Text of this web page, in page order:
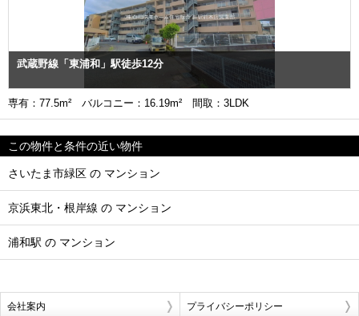
武蔵野線「東浦和」駅徒歩12分
専有：77.5m² バルコニー：16.19m² 間取：3LDK
この物件と条件の近い物件
さいたま市緑区 の マンション
京浜東北・根岸線 の マンション
浦和駅 の マンション
会社案内 プライバシーポリシー